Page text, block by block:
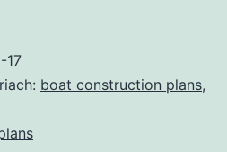
Plans:
Comprehensive
17
boat construction plans,